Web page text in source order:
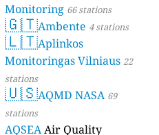
Monitoring 66 stations
🇬🇹Ambente 4 stations
🇱🇹Aplinkos
Monitoringas Vilniaus 22
stations
🇺🇸AQMD NASA 69
stations
AQSEAAir Quality